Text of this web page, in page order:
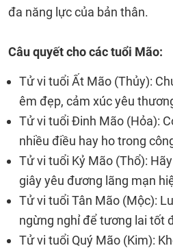
đa năng lực của bản thân.
Câu quyết cho các tuổi Mão:
Tử vi tuổi Ất Mão (Thủy):
êm đẹp, cảm xúc yêu
Tử vi tuổi Đinh Mão (Hỏa):
nhiều điều hay ho trong
Tử vi tuổi Kỷ Mão (Thổ):
giây yêu đương lãng mạn
Tử vi tuổi Tân Mão (Mộc):
ngừng nghỉ để tương lai tốt
Tử vi tuổi Quý Mão (Kim):